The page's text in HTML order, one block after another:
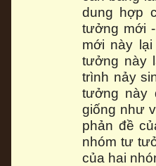
dung hợp
tưởng mới
mới này
tưởng này
trình nảy
tưởng này
giống như
phản đề
nhóm tư
của hai